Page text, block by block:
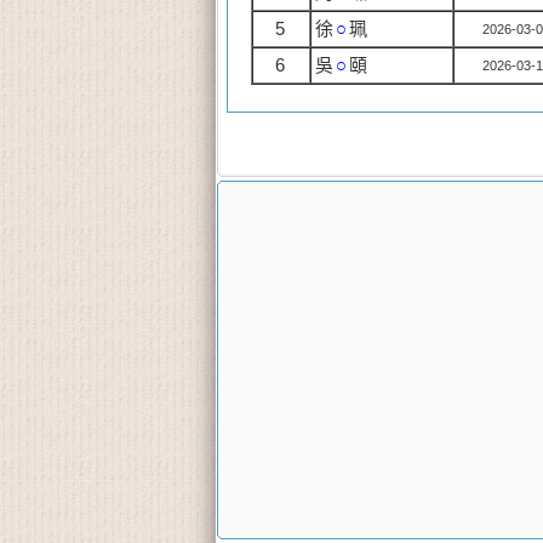
5 徐○珮 2026-03-
6 吳○ 頤 2026-03-